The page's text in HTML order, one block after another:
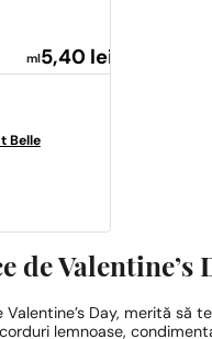
ml5,40 lei
Belle
de Valentine’s
Valentine’s Day, merită să
lemnoase,